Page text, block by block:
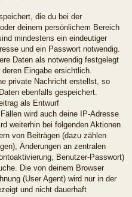
die du bei der
deinem persönlichem Bereich
mindestens ein eindeutiger
und ein Passwort notwendig.
Daten als notwendig festgelegt
Eingabe ersichtlich.
private Nachricht erstellst, so
ebenfalls gespeichert.
als Entwurf
wird auch deine IP-Adresse
weiterhin bei folgenden Aktionen
von Beiträgen (dazu zählen
Änderungen an zentralen
Benutzer-Passwort)
Die von deinem Browser
(User Agent) wird nur in der
und nicht dauerhaft